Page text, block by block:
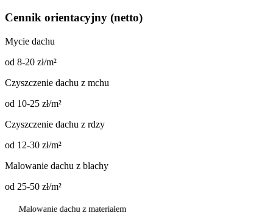
Cennik orientacyjny (netto)
Mycie dachu
od 8-20 zł/m²
Czyszczenie dachu z mchu
od 10-25 zł/m²
Czyszczenie dachu z rdzy
od 12-30 zł/m²
Malowanie dachu z blachy
od 25-50 zł/m²
Malowanie dachu z materiałem